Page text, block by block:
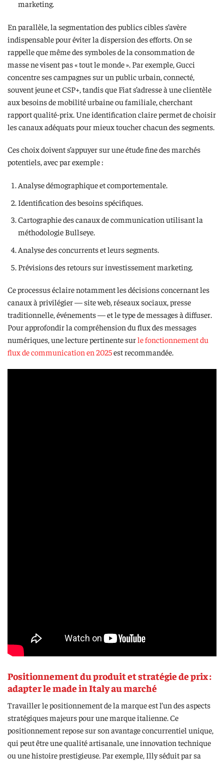
marketing.
En parallèle, la segmentation des publics cibles s’avère
indispensable pour éviter la dispersion des efforts. On se
rappelle que même des symboles de la consommation de
masse ne visent pas « tout le monde ». Par exemple, Gucci
concentre ses campagnes sur un public urbain, connecté,
souvent jeune et CSP+, tandis que Fiat s’adresse à une clientèle
aux besoins de mobilité urbaine ou familiale, cherchant
rapport qualité-prix. Une identification claire permet de choisir
les canaux adéquats pour mieux toucher chacun des segments.
Ces choix doivent s’appuyer sur une étude fine des marchés
potentiels, avec par exemple :
Analyse démographique et comportementale.
Identification des besoins spécifiques.
Cartographie des canaux de communication utilisant la
méthodologie Bullseye.
Analyse des concurrents et leurs segments.
Prévisions des retours sur investissement marketing.
Ce processus éclaire notamment les décisions concernant les
canaux à privilégier — site web, réseaux sociaux, presse
traditionnelle, événements — et le type de messages à diffuser.
Pour approfondir la compréhension du flux des messages
numériques, une lecture pertinente surle fonctionnement du
flux de communication en 2025est recommandée.
Positionnement du produit et stratégie de prix :
adapter le made in Italy au marché
Travailler le positionnement de la marque est l’un des aspects
stratégiques majeurs pour une marque italienne. Ce
positionnement repose sur son avantage concurrentiel unique,
qui peut être une qualité artisanale, une innovation technique
ou une histoire prestigieuse. Par exemple, Illy séduit par sa